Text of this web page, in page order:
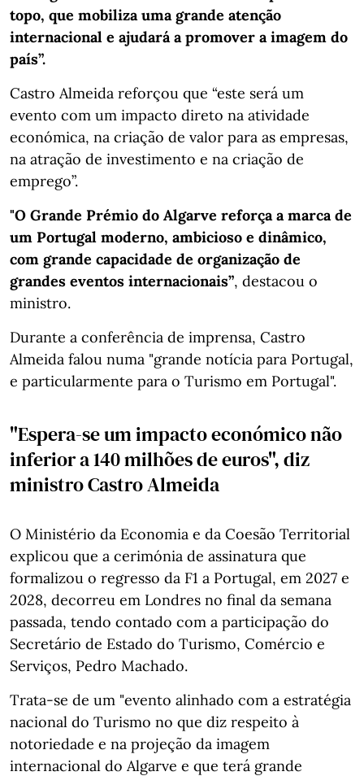
topo, que mobiliza uma grande atenção
internacional e ajudará a promover a imagem do
país”.
Castro Almeida reforçou que “este será um
evento com um impacto direto na atividade
económica, na criação de valor para as empresas,
na atração de investimento e na criação de
emprego”.
"O Grande Prémio do Algarve reforça a marca de
um Portugal moderno, ambicioso e dinâmico,
com grande capacidade de organização de
grandes eventos internacionais”, destacou o
ministro.
Durante a conferência de imprensa, Castro
Almeida falou numa "grande notícia para Portugal,
e particularmente para o Turismo em Portugal".
"Espera-se um impacto económico não
inferior a 140 milhões de euros", diz
ministro Castro Almeida
O Ministério da Economia e da Coesão Territorial
explicou que a cerimónia de assinatura que
formalizou o regresso da F1 a Portugal, em 2027 e
2028, decorreu em Londres no final da semana
passada, tendo contado com a participação do
Secretário de Estado do Turismo, Comércio e
Serviços, Pedro Machado.
Trata-se de um "evento alinhado com a estratégia
nacional do Turismo no que diz respeito à
notoriedade e na projeção da imagem
internacional do Algarve e que terá grande